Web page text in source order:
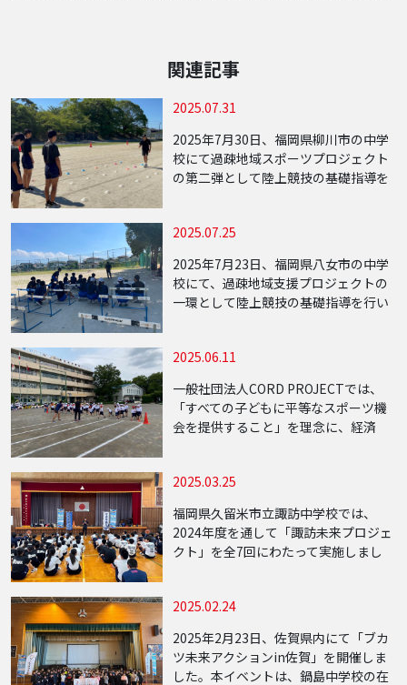
関連記事
2025.07.31
2025年7月30日、福岡県柳川市の中学
校にて過疎地域スポーツプロジェクト
の第二弾として陸上競技の基礎指導を
の基本動作に加え、運動の基礎となる
2025.07.25
2025年7月23日、福岡県八女市の中学
校にて、過疎地域支援プロジェクトの
一環として陸上競技の基礎指導を行い
に、陸上競技を楽しむ体験プログラム
2025.06.11
一般社団法人CORD PROJECTでは、
「すべての子どもに平等なスポーツ機
会を提供すること」を理念に、経済
を全国で展開しています。このたび、
2025.03.25
福岡県久留米市立諏訪中学校では、
2024年度を通して「諏訪未来プロジェ
クト」を全7回にわたって実施しまし
もが平等にスポーツ文化教育を楽しめ
る社会の実現」 […]
2025.02.24
2025年2月23日、佐賀県内にて「ブカ
ツ未来アクションin佐賀」を開催しま
した。本イベントは、鍋島中学校の在